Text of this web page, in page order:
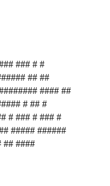
### # #
## ##
#### ##
# ## #
# ### # ### #
##### ######
## ####